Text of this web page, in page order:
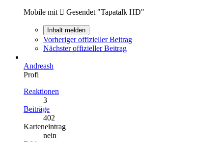
Mobile mit  Gesendet "Tapatalk HD"
Inhalt melden
Vorheriger offizieller Beitrag
Nächster offizieller Beitrag
Andreash
Profi
Reaktionen
3
Beiträge
402
Karteneintrag
nein